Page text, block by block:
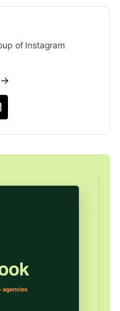
of Instagram
→